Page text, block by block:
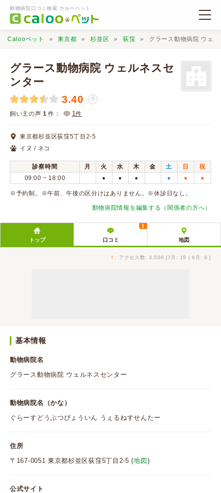
動物病院口コミ検索 カルーペット
動物病院検索
Calooペット 東京都 杉並区 荻窪 グラース動物病院 ウェ
グラース動物病院 ウェルネスセ
ンター
3.40 ？
飼い主の声 1 件： 1件
東京都杉並区荻窪5丁目2-5
イヌ / ネコ
診察時間 月 火 水 木 金 土 日
祝
09:00 ~ 18:00
● ● ● ● ● ●
※予約制。※午前、午後の区分けはありません。※休診日なし。
動物病院情報を編集する（関係者の方へ）
トップ 口コミ
1
地図
↑ アクセス数: 3,506 [7月: 15 | 6月: 9 ]
基本情報
動物病院名
グラース動物病院 ウェルネスセンター
動物病院名（かな）
ぐらーすどうぶつびょういん うぇるねすせんたー
住所
〒167-0051 東京都杉並区荻窪5丁目2-5 (地図 )
公式サイト